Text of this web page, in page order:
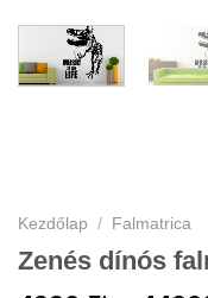
Kezdőlap / Falmatrica
Zenés dínós